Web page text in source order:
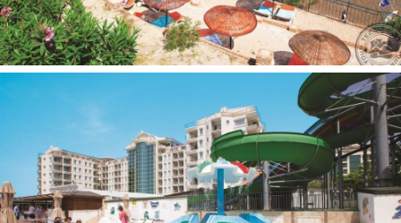
Vaikams:
Žaidimų aikštelė
Švediškas stalas vaikams 2
Baseinas vaikams: yra
Skėčiai, gultai, čiužiniai - nemokamai
Paplūdimys:
Smėlio